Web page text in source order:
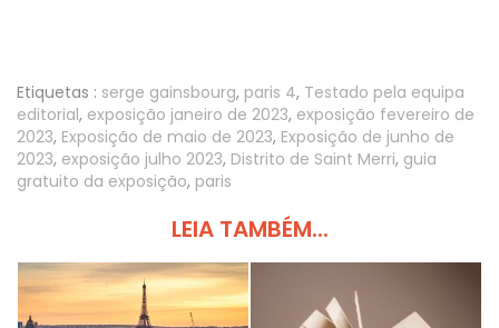
Etiquetas : serge gainsbourg, paris 4, Testado pela equipa
editorial, exposição janeiro de 2023, exposição fevereiro de
2023, Exposição de maio de 2023, Exposição de junho de
2023, exposição julho 2023, Distrito de Saint Merri, guia
gratuito da exposição, paris
LEIA TAMBÉM...